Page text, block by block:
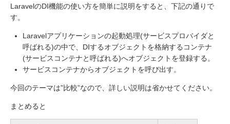
LaravelのDI機能の使い方を簡単に説明をすると、下記の通りで
す。
Laravelアプリケーションの起動処理(サービスプロバイダと
呼ばれる)の中で、DIするオブジェクトを格納するコンテナ
(サービスコンテナと呼ばれる)へオブジェクトを登録する。
サービスコンテナからオブジェクトを呼び出す。
今回のテーマは”比較”なので、詳しい説明は省かせてください。
まとめると